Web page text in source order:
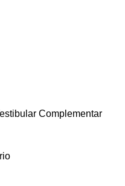
Complementar